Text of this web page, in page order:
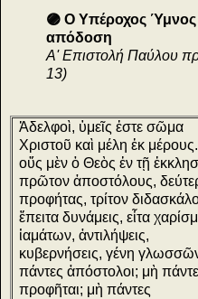
🟣 Ο Υπέροχος Ύμνος
απόδοση
Α' Επιστολή Παύλου
13)
Ἀδελφοὶ, ὑμεῖς ἐστε σῶμα
Χριστοῦ καὶ μέλη ἐκ
οὔς μὲν ὁ Θεὸς ἐν τῇ
πρῶτον ἀποστόλους,
προφήτας, τρίτον
ἔπειτα δυνάμεις, εἶτα
ἰαμάτων, ἀντιλήψεις,
κυβερνήσεις, γένη
πάντες ἀπόστολοι; μὴ
προφῆται; μὴ πάντες